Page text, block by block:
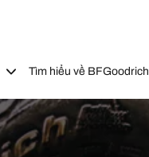
Tìm hiểu về BFGoodrich